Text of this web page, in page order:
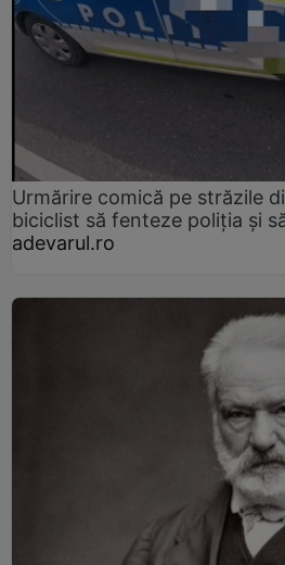
Urmărire comică pe străzile
biciclist să fenteze poliția și
adevarul.ro